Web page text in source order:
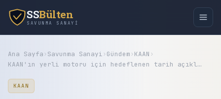
SSBülten
SAVUNMA SANAYI
Ana Sayfa› Savunma Sanayi› Gündem› KAAN ›
KAAN'ın yerli motoru için hedeflenen tarih açıkl…
KAAN